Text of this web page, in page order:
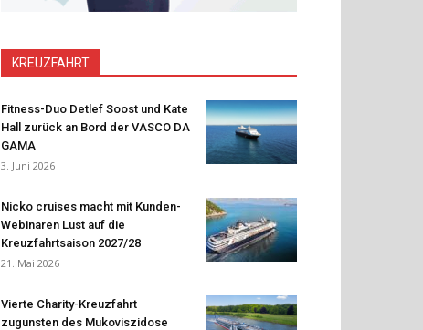
KREUZFAHRT
Fitness-Duo Detlef Soost und Kate
Hall zurück an Bord der VASCO DA
GAMA
3. Juni 2026
Nicko cruises macht mit Kunden-
Webinaren Lust auf die
Kreuzfahrtsaison 2027/28
21. Mai 2026
Vierte Charity-Kreuzfahrt
zugunsten des Mukoviszidose